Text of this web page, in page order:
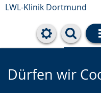
LWL-Klinik Dortmund
Dürfen wir